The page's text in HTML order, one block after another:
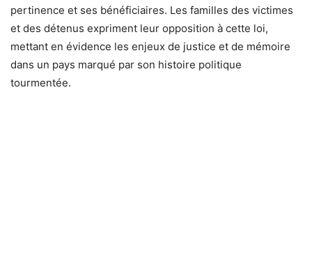
pertinence et ses bénéficiaires. Les familles des victimes
et des détenus expriment leur opposition à cette loi,
mettant en évidence les enjeux de justice et de mémoire
dans un pays marqué par son histoire politique
tourmentée.